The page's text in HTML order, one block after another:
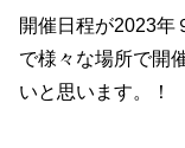
開催日程が2023年
で様々な場所で開
いと思います。！